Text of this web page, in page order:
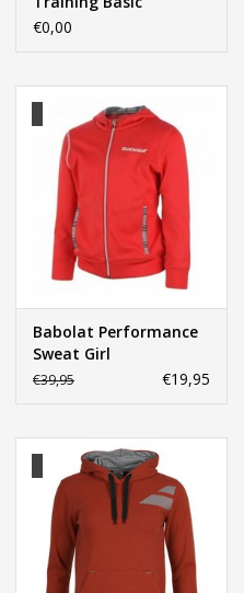
€0,00
Babolat Performance
Sweat Girl
€39,95 €19,95